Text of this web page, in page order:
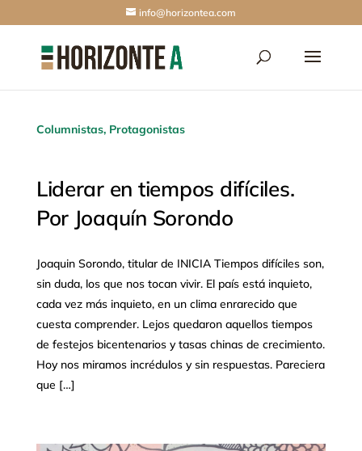
info@horizontea.com
Columnistas, Protagonistas
Liderar en tiempos difíciles.
Por Joaquín Sorondo
Joaquin Sorondo, titular de INICIA Tiempos difíciles son,
sin duda, los que nos tocan vivir. El país está inquieto,
cada vez más inquieto, en un clima enrarecido que
cuesta comprender. Lejos quedaron aquellos tiempos
de festejos bicentenarios y tasas chinas de crecimiento.
Hoy nos miramos incrédulos y sin respuestas. Pareciera
que […]